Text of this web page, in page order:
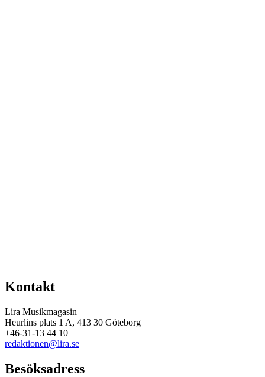
Kontakt
Lira Musikmagasin
Heurlins plats 1 A, 413 30 Göteborg
+46-31-13 44 10
redaktionen@lira.se
Besöksadress